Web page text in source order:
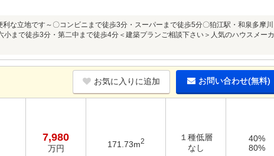
な立地です～〇コンビニまで徒歩3分・スーパーまで徒歩5分〇狛江駅・和泉多摩川
まで徒歩3分・第二中まで徒歩4分＜建築プランご相談下さい＞人気のハウスメーカ
お気に入りに追加 お問い合わせ(無料)
7,980
万円 171.73m2
１種低層
なし
40%
80%